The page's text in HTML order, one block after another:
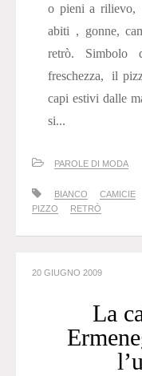
o pieni a
abiti , gonne,
retrò. Simbolo
freschezza, il
capi estivi dalle
si...
PAROLE DI MODA
BIANCO CAMICIE
PIZZO
RETRÒ
20 GIUGNO 2009
La